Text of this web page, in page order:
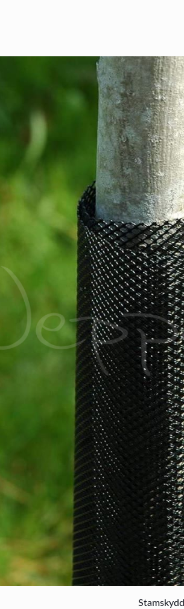
Stamskydd